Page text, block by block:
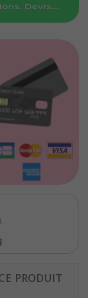
PRODUIT